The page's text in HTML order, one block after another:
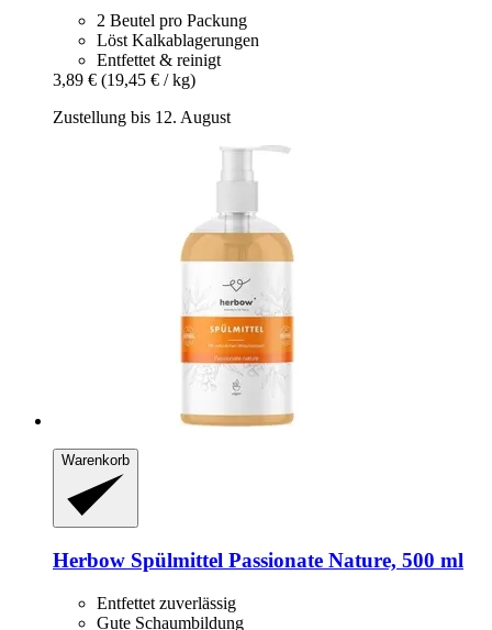
2 Beutel pro Packung
Löst Kalkablagerungen
Entfettet & reinigt
3,89 € (19,45 € / kg)
Zustellung bis 12. August
Warenkorb
Herbow Spülmittel Passionate Nature, 500 ml
Entfettet zuverlässig
Gute Schaumbildung